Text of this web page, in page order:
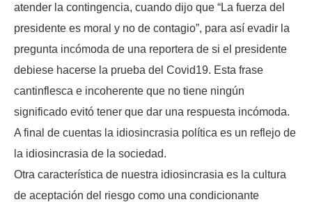
atender la contingencia, cuando dijo que “La fuerza del
presidente es moral y no de contagio”, para así evadir la
pregunta incómoda de una reportera de si el presidente
debiese hacerse la prueba del Covid19. Esta frase
cantinflesca e incoherente que no tiene ningún
significado evitó tener que dar una respuesta incómoda.
A final de cuentas la idiosincrasia política es un reflejo de
la idiosincrasia de la sociedad.
Otra característica de nuestra idiosincrasia es la cultura
de aceptación del riesgo como una condicionante